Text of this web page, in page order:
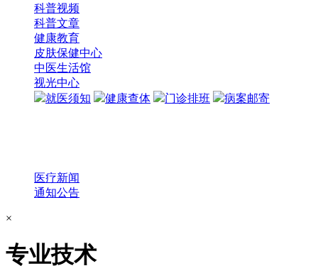
科普视频
科普文章
健康教育
皮肤保健中心
中医生活馆
视光中心
就医须知
健康查体 门诊排班 病案邮寄
医疗新闻
通知公告
×
专业技术